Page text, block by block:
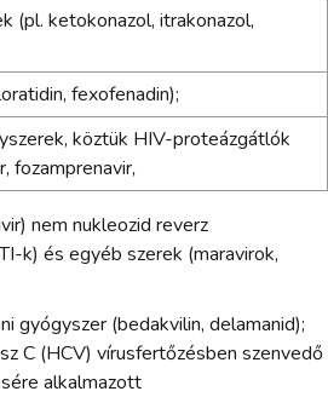
(pl. ketokonazol, itrakonazol,
fexofenadin);
köztük HIV-proteázgátlók
fozamprenavir,
nem nukleozid reverz
k) és egyéb szerek (maravirok,
gyógyszer (bedakvilin, delamanid);
C (HCV) vírusfertőzésben szenvedő
alkalmazott